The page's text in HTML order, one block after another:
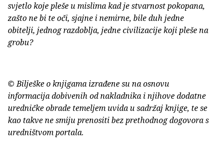
svjetlo koje pleše u mislima kad je stvarnost pokopana,
zašto ne bi te oči, sjajne i nemirne, bile duh jedne
obitelji, jednog razdoblja, jedne civilizacije koji pleše na
grobu?
© Bilješke o knjigama izrađene su na osnovu
informacija dobivenih od nakladnika i njihove dodatne
uredničke obrade temeljem uvida u sadržaj knjige, te se
kao takve ne smiju prenositi bez prethodnog dogovora s
uredništvom portala.